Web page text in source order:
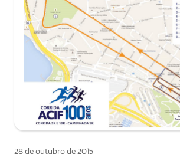
28 de outubro de 2015